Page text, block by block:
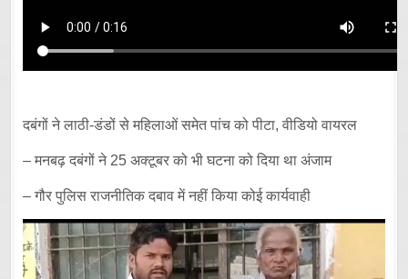
दबंगों ने लाठी-डंडों से महिलाओं समेत पांच को पीटा, वीडियो वायरल
– मनबढ़ दबंगों ने 25 अक्टूबर को भी घटना को दिया था अंजाम
– गौर पुलिस राजनीतिक दबाव में नहीं किया कोई कार्यवाही